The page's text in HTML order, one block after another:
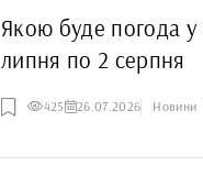
Якою буде погода
липня по 2 серпня
425 26.07.2026 Новини